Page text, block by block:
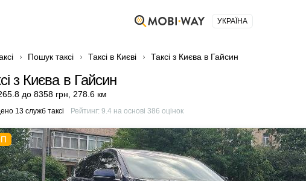
УКРАЇНА
Пошук таксі Таксі в Києві Таксі з Києва в Гайсин
з Києва в Гайсин
до 8358 грн 278.6 км
13 служб таксі Рейтинг: 9.4на основі 386 оцінок